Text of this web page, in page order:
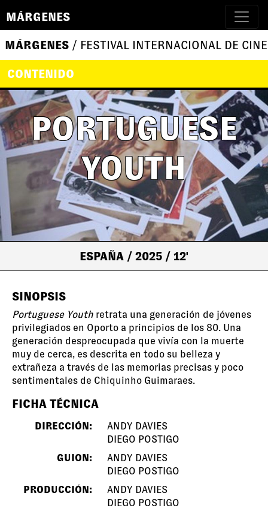
MÁRGENES
MÁRGENES / FESTIVAL INTERNACIONAL DE
CONTENIDO
PORTUGUESE
YOUTH
ESPAÑA / 2025 / 12'
SINOPSIS
Portuguese Youth retrata una generación de jóvenes
privilegiados en Oporto a principios de los 80. Una
generación despreocupada que vivía con la muerte
muy de cerca, es descrita en todo su belleza y
extrañeza a través de las memorias precisas y poco
sentimentales de Chiquinho Guimaraes.
FICHA TÉCNICA
DIRECCIÓN:
ANDY DAVIES
DIEGO POSTIGO
GUION:
ANDY DAVIES
DIEGO POSTIGO
PRODUCCIÓN:
ANDY DAVIES
DIEGO POSTIGO